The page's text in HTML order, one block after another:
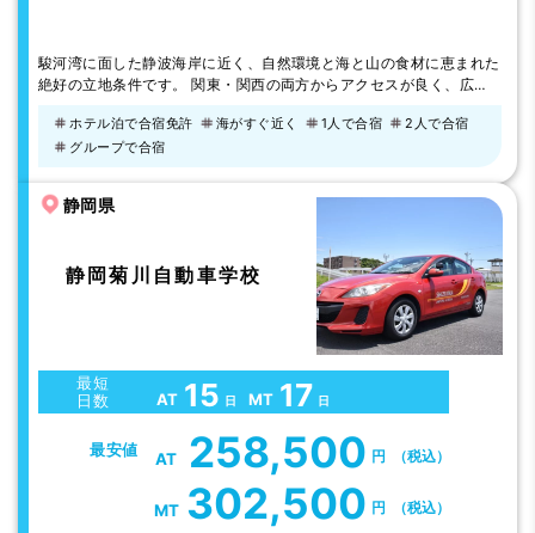
駿河湾に面した静波海岸に近く、自然環境と海と山の食材に恵まれた
絶好の立地条件です。 関東・関西の両方からアクセスが良く、広い
人気のグルメ】 ・炭焼きレストランさわやか
ホテル泊で合宿免許 海がすぐ近く 1人で合宿
2人で合宿
グループで合宿
静岡県
静岡菊川自動車学校
最短
日数
AT 15 日 MT 17 日
最安値 AT 258,500 円 （税込）
MT 302,500 円 （税込）